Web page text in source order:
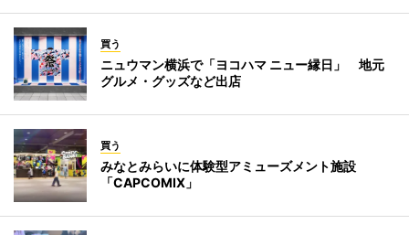
買う
ニュウマン横浜で「ヨコハマ ニュー縁日」 地元
グルメ・グッズなど出店
買う
みなとみらいに体験型アミューズメント施設
「CAPCOMIX」